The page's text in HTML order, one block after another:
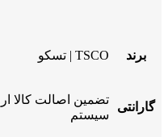
برند TSCO | تسکو
گارانتی
تضمین اصالت کالا
سیستم